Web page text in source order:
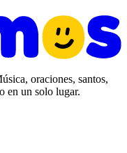
oraciones, santos,
en un solo lugar.